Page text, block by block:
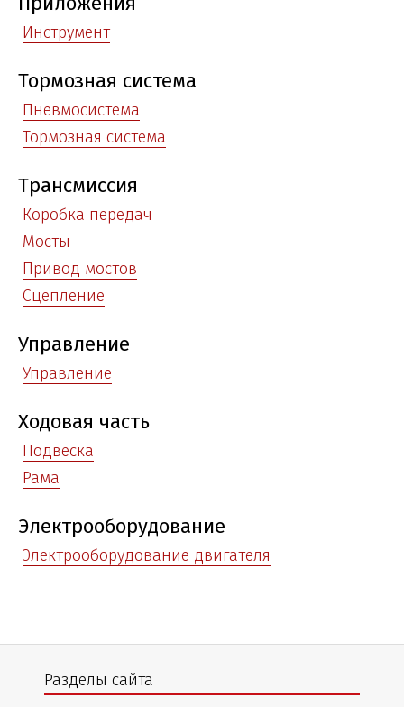
Инструмент
Тормозная система
Пневмосистема
Тормозная система
Трансмиссия
Коробка передач
Мосты
Привод мостов
Сцепление
Управление
Управление
Ходовая часть
Подвеска
Рама
Электрооборудование
Электрооборудование двигателя
Разделы сайта